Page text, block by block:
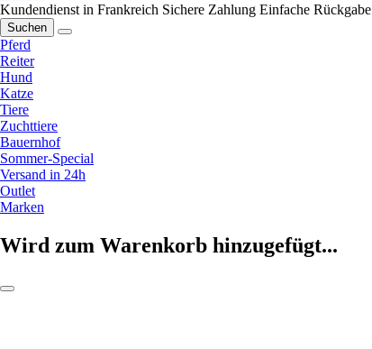
Kundendienst in Frankreich Sichere Zahlung Einfache Rückgabe
Suchen
Pferd
Reiter
Hund
Katze
Tiere
Zuchttiere
Bauernhof
Sommer-Special
Versand in 24h
Outlet
Marken
Wird zum Warenkorb hinzugefügt...